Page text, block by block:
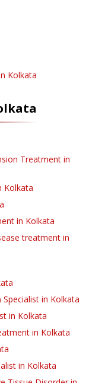
Kolkata
Treatment in
Kolkata
in Kolkata
treatment in
in Kolkata
in Kolkata
in Kolkata
in Kolkata